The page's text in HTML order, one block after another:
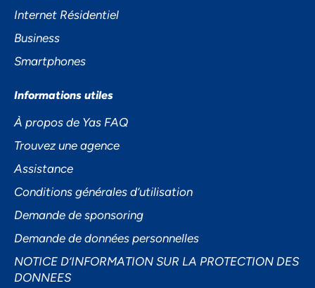
Internet Résidentiel
Business
Smartphones
Informations utiles
À propos de Yas FAQ
Trouvez une agence
Assistance
Conditions générales d’utilisation
Demande de sponsoring
Demande de données personnelles
NOTICE D’INFORMATION SUR LA PROTECTION DES
DONNEES
PRIVÉE
Préférences